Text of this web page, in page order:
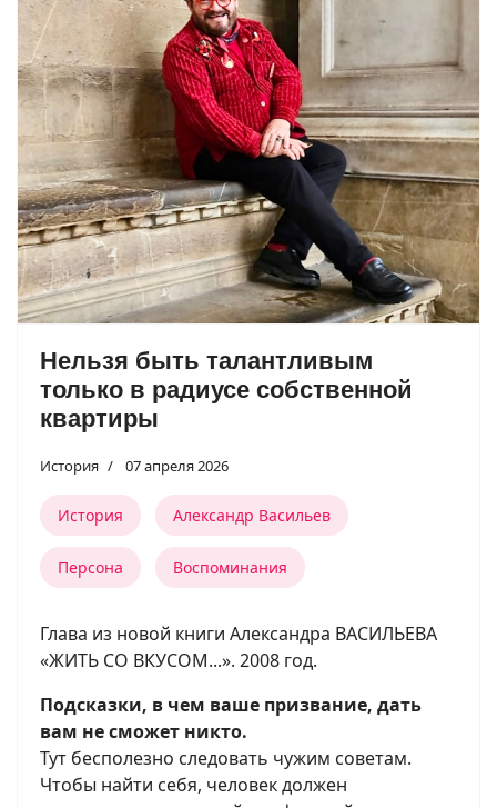
Нельзя быть талантливым
только в радиусе собственной
квартиры
История 07 апреля 2026
История Александр Васильев
Персона Воспоминания
Глава из новой книги Александра ВАСИЛЬЕВА
«ЖИТЬ СО ВКУСОМ...». 2008 год.
Подсказки, в чем ваше призвание, дать
вам не сможет никто.
Тут бесполезно следовать чужим советам.
Чтобы найти себя, человек должен